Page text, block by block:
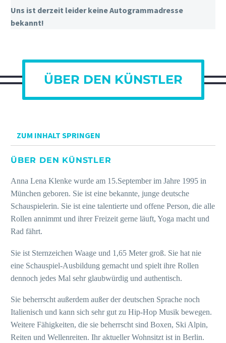
Uns ist derzeit leider keine Autogrammadresse
bekannt!
ÜBER DEN KÜNSTLER
ZUM INHALT SPRINGEN
ÜBER DEN KÜNSTLER
Anna Lena Klenke wurde am 15.September im Jahre 1995 in
München geboren. Sie ist eine bekannte, junge deutsche
Schauspielerin. Sie ist eine talentierte und offene Person, die alle
Rollen annimmt und ihrer Freizeit gerne läuft, Yoga macht und
Rad fährt.
Sie ist Sternzeichen Waage und 1,65 Meter groß. Sie hat nie
eine Schauspiel-Ausbildung gemacht und spielt ihre Rollen
dennoch jedes Mal sehr glaubwürdig und authentisch.
Sie beherrscht außerdem außer der deutschen Sprache noch
Italienisch und kann sich sehr gut zu Hip-Hop Musik bewegen.
Weitere Fähigkeiten, die sie beherrscht sind Boxen, Ski Alpin,
Reiten und Wellenreiten. Ihr aktueller Wohnsitzt ist in Berlin.